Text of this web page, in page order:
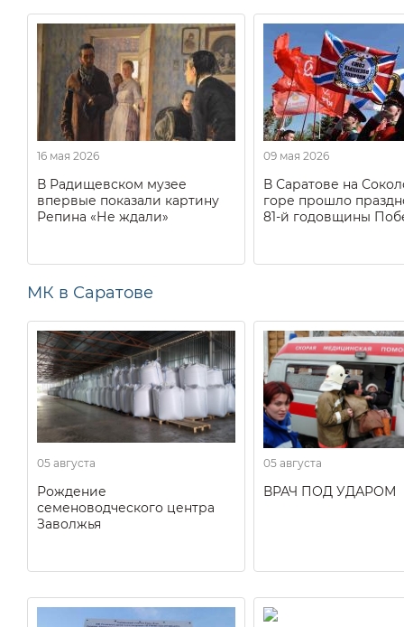
16 мая 2026
В Радищевском музее
впервые показали картину
Репина «Не ждали»
09 мая 2026
В Саратове на
горе прошло
81-й годовщины
МК в Саратове
05 августа
Рождение
семеноводческого центра
Заволжья
05 августа
ВРАЧ ПОД УДАРОМ